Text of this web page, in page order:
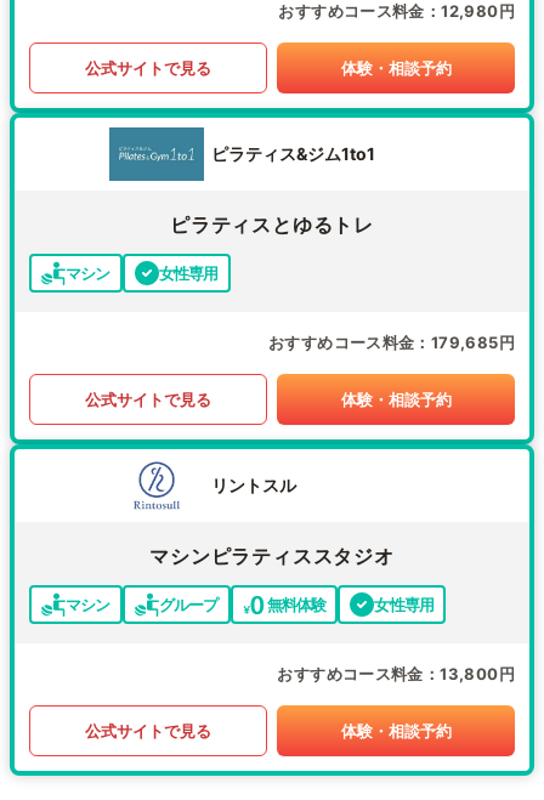
おすすめコース料金 12,980円
公式サイトで見る 体験・相談予約
ピラティス&ジム1to1
ピラティスとゆるトレ
マシン 女性専用
おすすめコース料金 179,685円
公式サイトで見る 体験・相談予約
リントスル
マシンピラティススタジオ
マシン グループ 無料体験 女性専用
おすすめコース料金 13,800円
公式サイトで見る 体験・相談予約